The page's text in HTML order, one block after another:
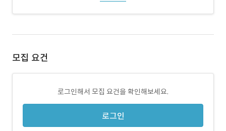
모집 요건
로그인해서 모집 요건을 확인해보세요.
로그인